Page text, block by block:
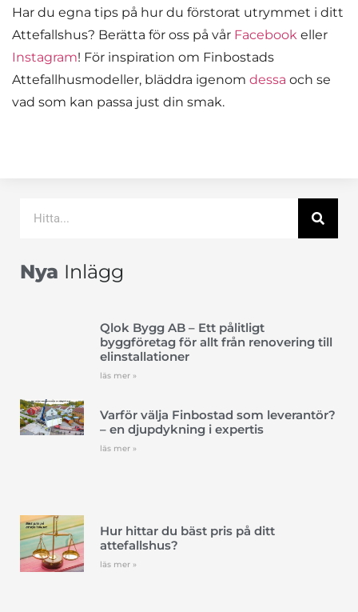
Har du egna tips på hur du förstorat utrymmet i ditt
Attefallshus? Berätta för oss på vår Facebook eller
Instagram! För inspiration om Finbostads
Attefallhusmodeller, bläddra igenom dessa och se
vad som kan passa just din smak.
Nya Inlägg
Qlok Bygg AB – Ett pålitligt
byggföretag för allt från renovering till
elinstallationer
läs mer »
Varför välja Finbostad som leverantör?
– en djupdykning i expertis
läs mer »
Hur hittar du bäst pris på ditt
attefallshus?
läs mer »